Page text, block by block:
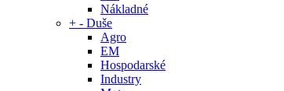
Nákladné
+ - Duše
Agro
EM
Hospodarské
Industry